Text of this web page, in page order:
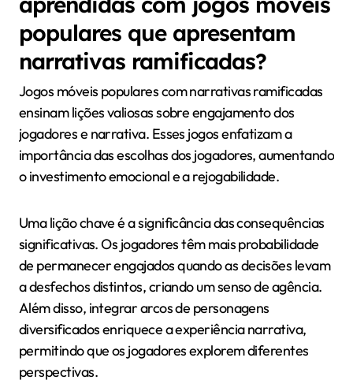
Por exemplo, jogadores de culturas coletivistas
podem preferir narrativas que enfatizam a
de culturas individualistas podem favorecer a
realização pessoal e a autonomia. O design e as
escolhas dentro das narrativas ramificadas podem
ressoar ou alienar os jogadores com base nesses
contextos culturais.
Além disso, estratégias de localização podem
melhorar a recepção ao adaptar narrativas para
alinhar-se com as expectativas culturais. Isso garante
que as motivações dos personagens, os
desenvolvimentos da trama e os dilemas morais
sejam relacionáveis, melhorando assim o
engajamento e a satisfação dos jogadores.
Compreender essas nuances culturais é crucial para